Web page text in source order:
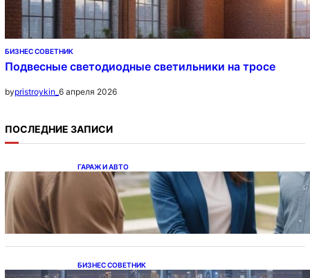
БИЗНЕС СОВЕТНИК
Подвесные светодиодные светильники на тросе
bypristroykin_ 6 апреля 2026
ПОСЛЕДНИЕ ЗАПИСИ
ГАРАЖ И АВТО
Ипотека на новостройки при оформлении
напрямую у застройщика
БИЗНЕС СОВЕТНИК